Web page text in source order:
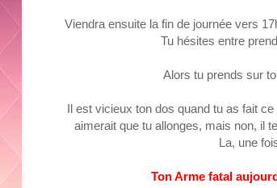
Viendra ensuite la fin de journée vers
Tu hésites entre
Alors tu prends sur
Il est vicieux ton dos quand tu as fait
aimerait que tu allonges, mais non, il
La, une
Ton Arme fatal